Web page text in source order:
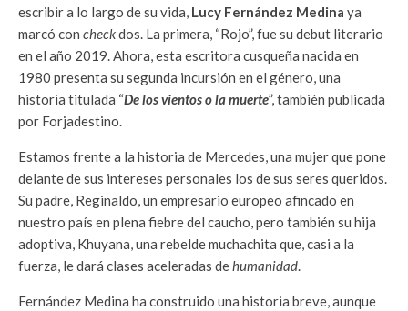
escribir a lo largo de su vida, Lucy Fernández Medina ya
marcó con checkdos. La primera, “Rojo”, fue su debut literario
en el año 2019. Ahora, esta escritora cusqueña nacida en
1980 presenta su segunda incursión en el género, una
historia titulada “De los vientos o la muerte”, también publicada
por Forjadestino.
Estamos frente a la historia de Mercedes, una mujer que pone
delante de sus intereses personales los de sus seres queridos.
Su padre, Reginaldo, un empresario europeo afincado en
nuestro país en plena fiebre del caucho, pero también su hija
adoptiva, Khuyana, una rebelde muchachita que, casi a la
fuerza, le dará clases aceleradas dehumanidad.
Fernández Medina ha construido una historia breve, aunque